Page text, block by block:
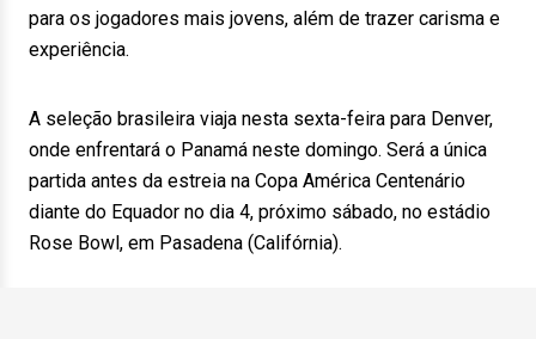
para os jogadores mais jovens, além de trazer carisma e
experiência.
A seleção brasileira viaja nesta sexta-feira para Denver,
onde enfrentará o Panamá neste domingo. Será a única
partida antes da estreia na Copa América Centenário
diante do Equador no dia 4, próximo sábado, no estádio
Rose Bowl, em Pasadena (Califórnia).